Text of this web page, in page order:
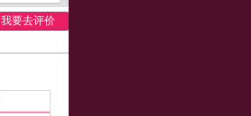
我要去评价